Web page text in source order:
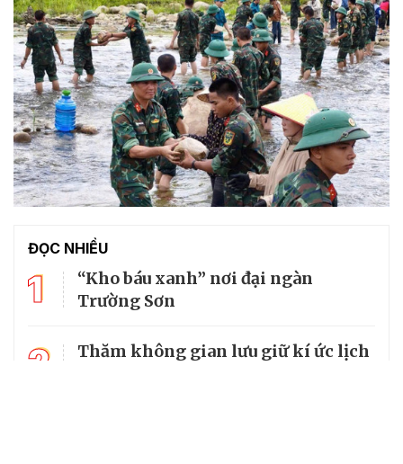
ĐỌC NHIỀU
1
“Kho báu xanh” nơi đại ngàn
Trường Sơn
2
Thăm không gian lưu giữ kí ức lịch